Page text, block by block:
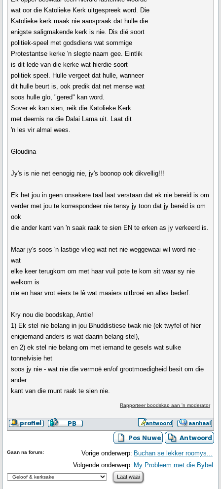
wat oor die Katolieke Kerk uitgespreek word. Die
Katolieke kerk maak nie aanspraak dat hulle die
enigste saligmakende kerk is nie. Dis dié soort
politiek-speel met godsdiens wat sommige
Protestantse kerke 'n slegte naam gee. Eintlik
is dit lede van die kerke wat hierdie soort
politiek speel. Hulle vergeet dat hulle, wanneer
dit hulle beurt is, ook predik dat net mense wat
soos hulle glo, "gered" kan word.
Sover ek kan sien, reik die Katolieke Kerk
met deernis na die Dalai Lama uit. Laat dit
'n les vir almal wees.
Gloudina
Jy's is nie net eenogig nie, jy's boonop ook dikvellig!!!
Ek het jou in geen onsekere taal laat verstaan dat ek nie bereid is om
verder met jou te korrespondeer nie tensy jy toon dat jy bereid is om
ook
die ander kant van 'n saak raak te sien EN te erken as jy verkeerd is.
Maar jy's soos 'n lastige vlieg wat net nie weggewaai wil word nie -
wat
elke keer terugkom om met haar vuil pote te kom sit waar sy nie
welkom is
nie en haar vrot eiers te lê wat maaiers uitbroei en alles bederf.
Kry nou die boodskap, Antie!
1) Ek stel nie belang in jou Bhuddistiese twak nie (ek twyfel of hier
enigiemand anders is wat daarin belang stel),
en 2) ek stel nie belang om met iemand te gesels wat sulke
tonnelvisie het
soos jy nie - wat nie die vermoë en/of grootmoedigheid besit om die
ander
kant van die munt raak te sien nie.
Rapporteer boodskap aan 'n moderator
Vorige onderwerp: Buchan se lekker roomys...
Volgende onderwerp: My Probleem met die Bybel
Gaan na forum: